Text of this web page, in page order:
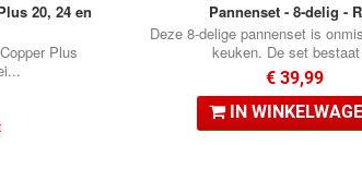
20, 24 en
Plus
Pannenset - 8-delig -
Deze 8-delige pannenset is
keuken. De set
€ 39,99
IN